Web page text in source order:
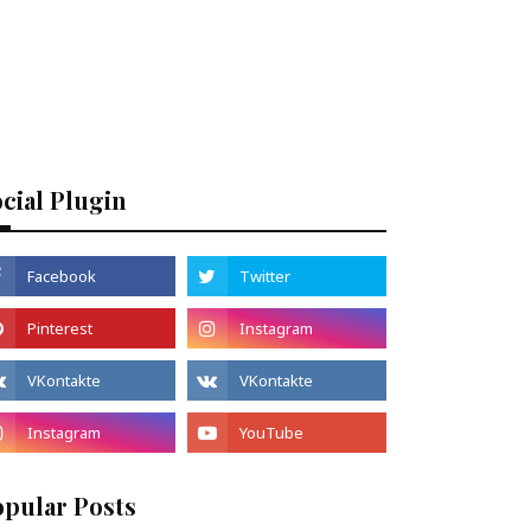
Plugin
Posts